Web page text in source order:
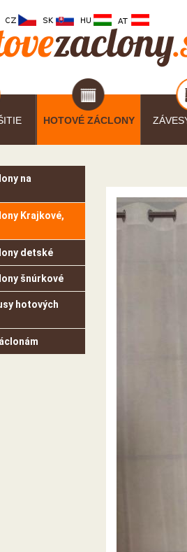
HOTOVÉ ZÁCLONY
na
Krajkové,
detské
šnúrkové
hotových